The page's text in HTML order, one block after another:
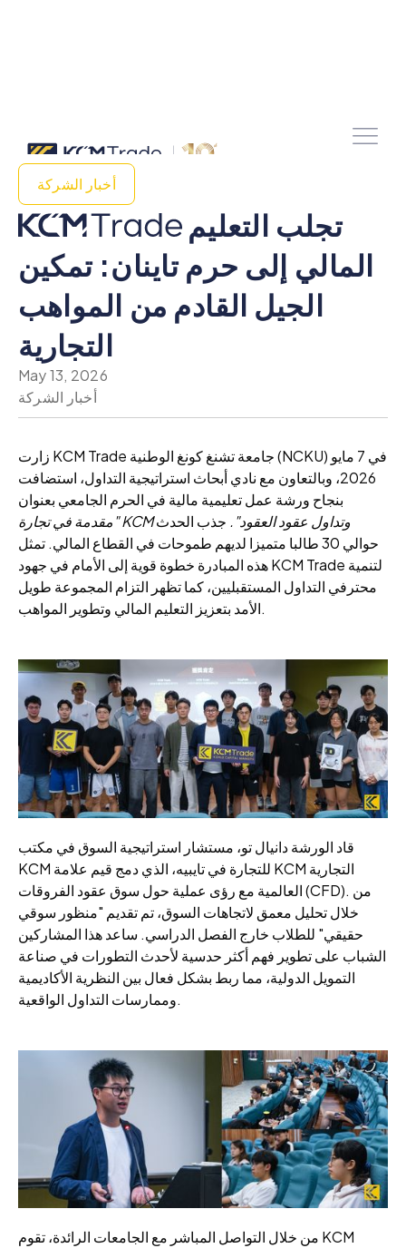
أخبار الشركة
تجلب التعليم
المالي إلى حرم تاينان: تمكين
الجيل القادم من المواهب
التجارية
May 13, 2026
أخبار الشركة
زارت KCM Trade جامعة تشنغ كونغ الوطنية (NCKU) في 7 مايو
2026، وبالتعاون مع نادي أبحاث استراتيجية التداول، استضافت
بنجاح ورشة عمل تعليمية مالية في الحرم الجامعي بعنوان
"مقدمة في تجارة KCM وتداول عقود العقود". جذب الحدث
حوالي 30 طالبا متميزا لديهم طموحات في القطاع المالي. تمثل
هذه المبادرة خطوة قوية إلى الأمام في جهود KCM Trade لتنمية
محترفي التداول المستقبليين، كما تظهر التزام المجموعة طويل
الأمد بتعزيز التعليم المالي وتطوير المواهب.
قاد الورشة دانيال تو، مستشار استراتيجية السوق في مكتب
KCM للتجارة في تايبيه، الذي دمج قيم علامة KCM التجارية
العالمية مع رؤى عملية حول سوق عقود الفروقات (CFD). من
خلال تحليل معمق لاتجاهات السوق، تم تقديم "منظور سوقي
حقيقي" للطلاب خارج الفصل الدراسي. ساعد هذا المشاركين
الشباب على تطوير فهم أكثر حدسية لأحدث التطورات في صناعة
التمويل الدولية، مما ربط بشكل فعال بين النظرية الأكاديمية
وممارسات التداول الواقعية.
من خلال التواصل المباشر مع الجامعات الرائدة، تقوم KCM